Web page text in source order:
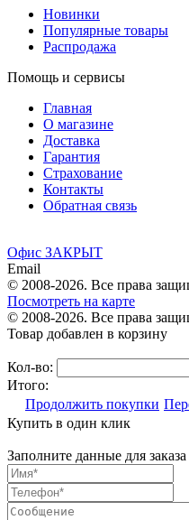
Новинки
Популярные товары
Распродажа
Помощь и сервисы
Главная
О магазине
Доставка
Гарантия
Страхование
Контакты
Обратная связь
Офис ЗАКРЫТ
Email
© 2008-2026. Все права
Посмотреть на карте
© 2008-2026. Все права
Товар добавлен в корзину
Кол-во:
Итого:
Продолжить покупки
Купить в один клик
Заполните данные для заказа